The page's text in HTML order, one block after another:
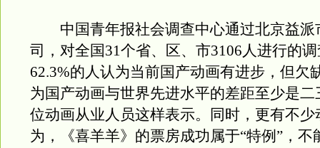
中国青年报社会调查中心通过北京益派
司，对全国31个省、区、市3106人进行的
62.3%的人认为当前国产动画有进步，但欠
为国产动画与世界先进水平的差距至少是二
位动画从业人员这样表示。同时，更有不少
为，《喜羊羊》的票房成功属于“特例”，不